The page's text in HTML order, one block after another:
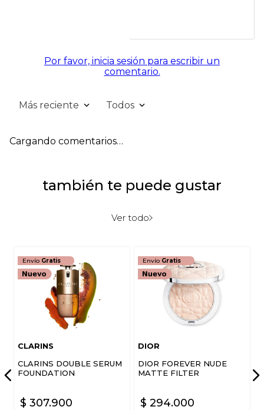
Por favor, inicia sesión para escribir un
comentario.
Más reciente Todos
Cargando comentarios…
también te puede gustar
Ver todo
Envío Gratis
CLARINS
CLARINS DOUBLE SERUM
FOUNDATION
$ 307.900
Envío Gratis
DIOR
DIOR FOREVER NUDE
MATTE FILTER
$ 294.000